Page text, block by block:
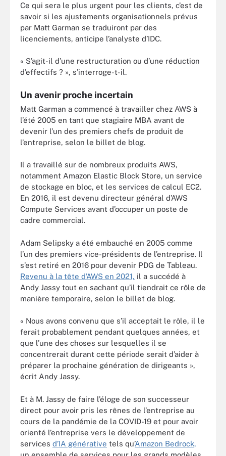
Ce qui sera le plus urgent pour les clients, c’est de
savoir si les ajustements organisationnels prévus
par Matt Garman se traduiront par des
licenciements, anticipe l’analyste d’IDC.
« S’agit-il d’une restructuration ou d’une réduction
d’effectifs ? », s’interroge-t-il.
Un avenir proche incertain
Matt Garman a commencé à travailler chez AWS à
l’été 2005 en tant que stagiaire MBA avant de
devenir l’un des premiers chefs de produit de
l’entreprise, selon le billet de blog.
Il a travaillé sur de nombreux produits AWS,
notamment Amazon Elastic Block Store, un service
de stockage en bloc, et les services de calcul EC2.
En 2016, il est devenu directeur général d’AWS
Compute Services avant d’occuper un poste de
cadre commercial.
Adam Selipsky a été embauché en 2005 comme
l’un des premiers vice-présidents de l’entreprise. Il
s’est retiré en 2016 pour devenir PDG de Tableau.
Revenu à la tête d’AWS en 2021, il a succédé à
Andy Jassy tout en sachant qu’il tiendrait ce rôle de
manière temporaire, selon le billet de blog.
« Nous avons convenu que s’il acceptait le rôle, il le
ferait probablement pendant quelques années, et
que l’une des choses sur lesquelles il se
concentrerait durant cette période serait d’aider à
préparer la prochaine génération de dirigeants »,
écrit Andy Jassy.
Et à M. Jassy de faire l’éloge de son successeur
direct pour avoir pris les rênes de l’entreprise au
cours de la pandémie de la COVID-19 et pour avoir
orienté l’entreprise vers le développement de
services d’IA générative tels qu’Amazon Bedrock,